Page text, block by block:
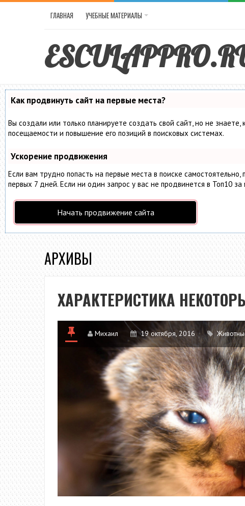
ГЛАВНАЯ УЧЕБНЫЕ МАТЕРИАЛЫ
Как продвинуть сайт на первые места?
Вы создали или только планируете создать свой сайт, но не
посещаемости и повышение его позиций в поисковых системах.
Ускорение продвижения
Если вам трудно попасть на первые места в поиске самостоятельно,
первых 7 дней. Если ни один запрос у вас не продвинется в Топ10 за
Начать продвижение сайта
АРХИВЫ
ХАРАКТЕРИСТИКА
Михаил 19 октября, 2016